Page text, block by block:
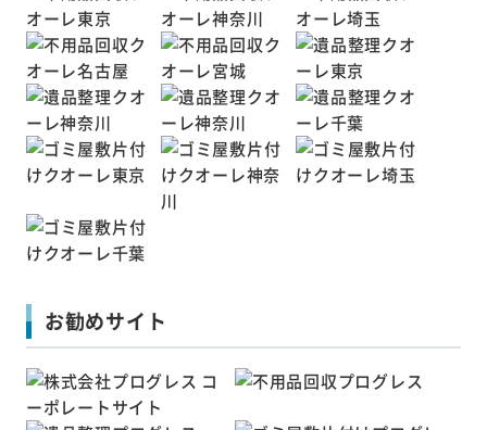
お勧めサイト